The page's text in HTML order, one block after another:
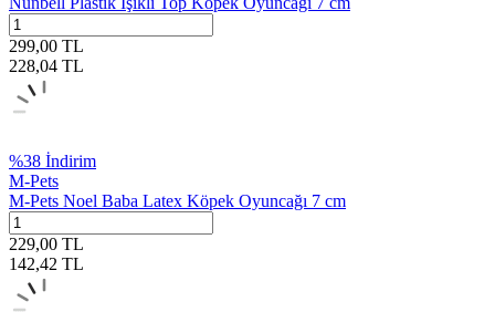
299,00 TL
228,04 TL
%38 İndirim
M-Pets
M-Pets Noel Baba Latex Köpek Oyuncağı 7 cm
229,00 TL
142,42 TL